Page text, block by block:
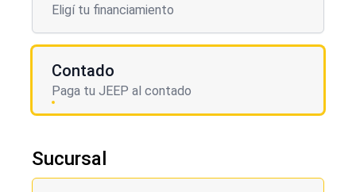
Eligí tu financiamiento
Contado
Paga tu JEEP al contado
Sucursal